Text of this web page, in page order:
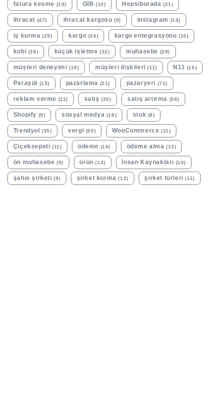
fatura kesme (19) GİB (10) Hepsiburada (21)
ihracat (47) ihracat kargosu (9) instagram (14)
iş kurma (29) kargo (34) kargo entegrasyonu (10)
kobi (38) küçük işletme (32) muhasebe (29)
müşteri deneyimi (19) müşteri ilişkileri (11) N11 (16)
Paraşüt (15) pazarlama (21) pazaryeri (71)
reklam verme (11) satış (20) satış artırma (56)
Shopify (9) sosyal medya (18) stok (8)
Trendyol (35) vergi (59) WooCommerce (11)
Çiçeksepeti (11) ödeme (16) ödeme alma (13)
ön muhasebe (9) ürün (14) İnsan Kaynakları (10)
şahıs şirketi (9) şirket kurma (12) şirket türleri (11)